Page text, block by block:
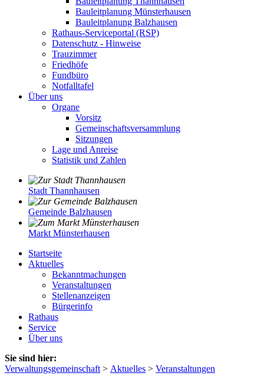
Bauleitplanung Münsterhausen
Bauleitplanung Balzhausen
Rathaus-Serviceportal (RSP)
Datenschutz - Hinweise
Trauzimmer
Friedhöfe
Fundbüro
Notfalltafel
Über uns
Organe
Vorsitz
Gemeinschaftsversammlung
Sitzungen
Lage und Anreise
Statistik und Zahlen
Stadt Thannhausen
Gemeinde Balzhausen
Markt Münsterhausen
Startseite
Aktuelles
Bekanntmachungen
Veranstaltungen
Stellenanzeigen
Bürgerinfo
Rathaus
Service
Über uns
Sie sind hier:
Verwaltungsgemeinschaft > Aktuelles > Veranstaltungen